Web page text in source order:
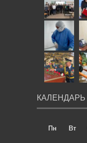
КАЛЕНДАРЬ
Пн
Вт